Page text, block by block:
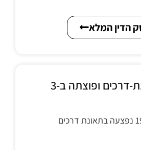
הדין המלא
נפגעה בתאונת-דרכים ופוצתה ב-3
צעירה ילידת 1978 נפצעה בתאונת דרכים